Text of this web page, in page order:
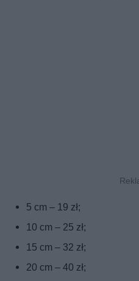
5 cm – 19 zł;
10 cm – 25 zł;
15 cm – 32 zł;
20 cm – 40 zł;